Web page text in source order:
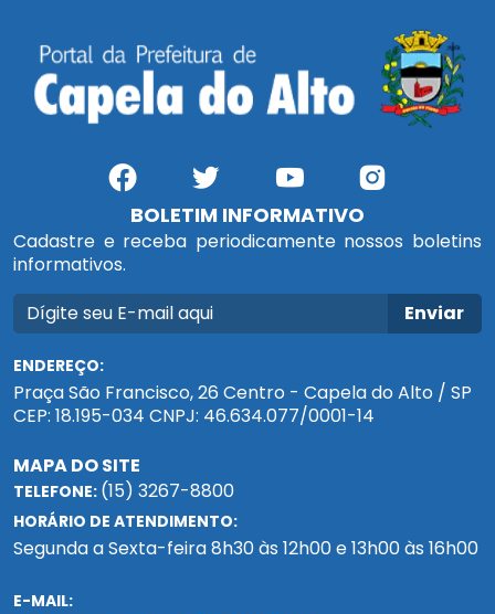
BOLETIM INFORMATIVO
Cadastre e receba periodicamente nossos boletins
informativos.
Enviar
ENDEREÇO:
Praça São Francisco, 26 Centro - Capela do Alto / SP
CEP: 18.195-034 CNPJ: 46.634.077/0001-14
MAPA DO SITE
TELEFONE: (15) 3267-8800
HORÁRIO DE ATENDIMENTO:
Segunda a Sexta-feira 8h30 às 12h00 e 13h00 às 16h00
E-MAIL: